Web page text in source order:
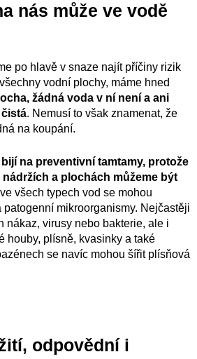
nás může ve vodě
po hlavě v snaze najít příčiny rizik
vodní plochy, máme hned
žádná voda v ní není a ani
čistá. Nemusí to však znamenat, že
na koupání.
bijí na preventivní tamtamy, protože
a plochách můžeme být
všech typech vod se mohou
patogenní mikroorganismy. Nejčastěji
nákaz, virusy nebo bakterie, ale i
houby, plísně, kvasinky a také
se navíc mohou šířit plísňová
odpovědní i